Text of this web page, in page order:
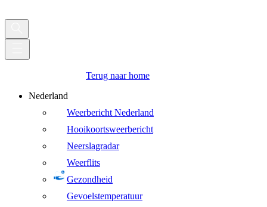
Terug naar home
Nederland
Weerbericht Nederland
Hooikoortsweerbericht
Neerslagradar
Weerflits
Gezondheid
Gevoelstemperatuur